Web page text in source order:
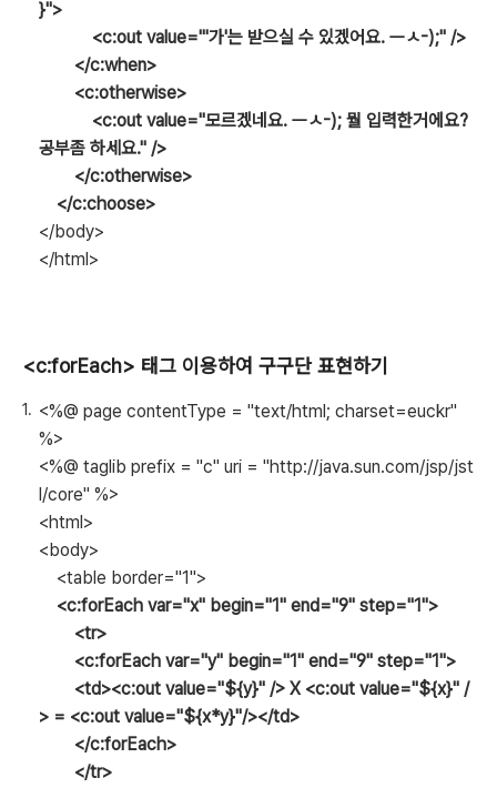
}">
<c:out value="'가'는 받으실 수 있겠어요. ㅡㅅ-);" />
</c:when>
<c:otherwise>
<c:out value="모르겠네요. ㅡㅅ-); 뭘 입력한거에요?
공부좀 하세요." />
</c:otherwise>
</c:choose>
</body>
</html>
<c:forEach> 태그 이용하여 구구단 표현하기
<%@ page contentType = "text/html; charset=euckr"
%>
<%@ taglib prefix = "c" uri = "http://java.sun.com/jsp/jst
l/core" %>
<html>
<body>
<table border="1">
<c:forEach var="x" begin="1" end="9" step="1">
<tr>
<c:forEach var="y" begin="1" end="9" step="1">
<td><c:out value="${y}" /> X <c:out value="${x}" /
> = <c:out value="${x*y}"/></td>
</c:forEach>
</tr>